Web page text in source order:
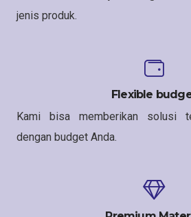
jenis produk.
Flexible
Kami bisa memberikan solusi
dengan budget Anda.